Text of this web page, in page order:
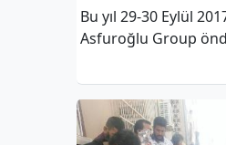
Bu yıl 29-30 Eylül
Asfuroğlu Group